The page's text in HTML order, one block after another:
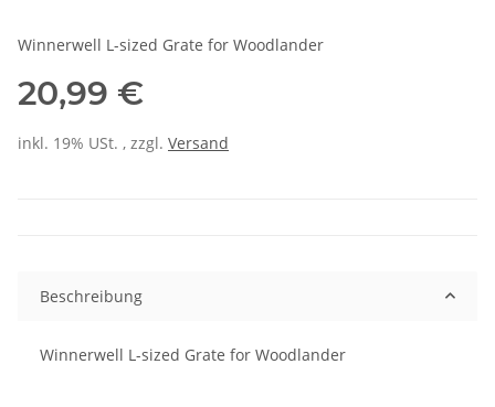
Winnerwell L-sized Grate for Woodlander
20,99 €
inkl. 19% USt. , zzgl. Versand
Beschreibung
Winnerwell L-sized Grate for Woodlander